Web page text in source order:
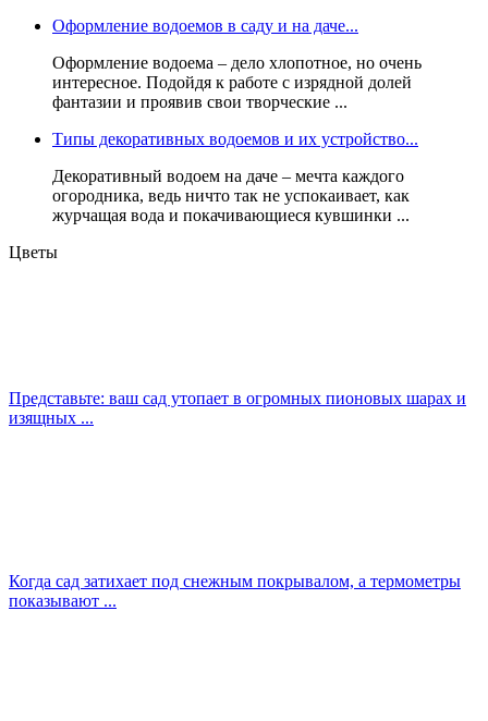
Оформление водоемов в саду и на даче...
Оформление водоема – дело хлопотное, но очень
интересное. Подойдя к работе с изрядной долей
фантазии и проявив свои творческие ...
Типы декоративных водоемов и их устройство...
Декоративный водоем на даче – мечта каждого
огородника, ведь ничто так не успокаивает, как
журчащая вода и покачивающиеся кувшинки ...
Цветы
Представьте: ваш сад утопает в огромных пионовых шарах и
изящных ...
Когда сад затихает под снежным покрывалом, а термометры
показывают ...